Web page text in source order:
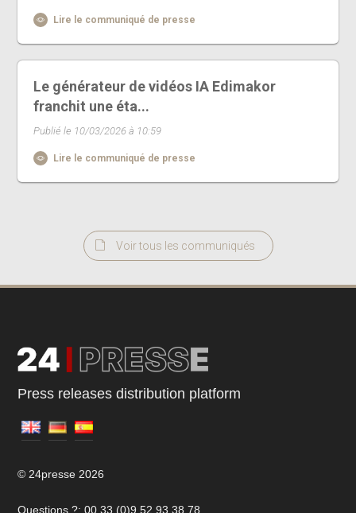
Lire le communiqué de presse
Le générateur de vidéos IA Edimakor
franchit une éta...
Publié le 10/03/2026 à 10:59
Lire le communiqué de presse
Voir tous les communiqués
Press releases distribution platform
© 24presse 2026
Questions ?: 00 33 (0)9 52 93 38 78